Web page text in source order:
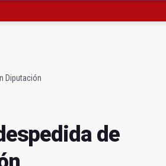
Diputación
de